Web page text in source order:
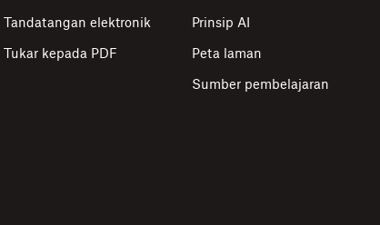
Tandatangan elektronik
Tukar kepada PDF
Prinsip AI
Peta laman
Sumber pembelajaran